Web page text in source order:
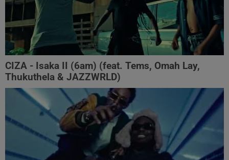
CIZA - Isaka II (6am) (feat. Tems, Omah Lay,
Thukuthela & JAZZWRLD)